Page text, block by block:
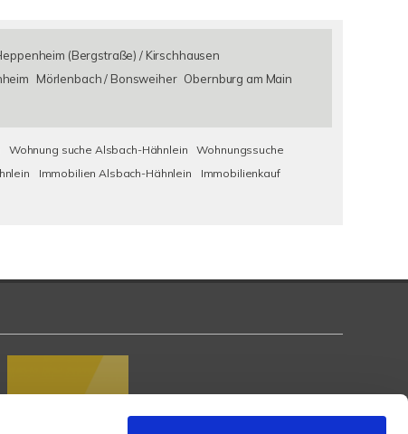
(Bergstraße) / Kirschhausen
Mörlenbach / Bonsweiher Obernburg am Main
Wohnung suche Alsbach-Hähnlein
Wohnungssuche
Immobilien Alsbach-Hähnlein
Immobilienkauf